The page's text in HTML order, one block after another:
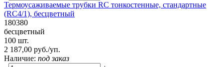
Термоусаживаемые трубки RC тонкостенные, стандартные
(RC4/1), бесцветный
180380
бесцветный
100 шт.
2 187,00 руб./уп.
Наличие: под заказ